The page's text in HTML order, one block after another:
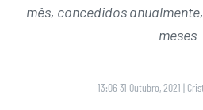
mês, concedidos
meses
13:06 31 Outubro, 2021 |